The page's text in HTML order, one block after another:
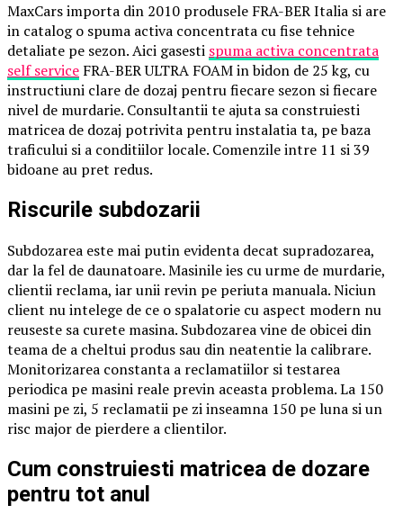
MaxCars importa din 2010 produsele FRA-BER Italia si are
in catalog o spuma activa concentrata cu fise tehnice
detaliate pe sezon. Aici gasesti spuma activa concentrata
self service FRA-BER ULTRA FOAM in bidon de 25 kg, cu
instructiuni clare de dozaj pentru fiecare sezon si fiecare
nivel de murdarie. Consultantii te ajuta sa construiesti
matricea de dozaj potrivita pentru instalatia ta, pe baza
traficului si a conditiilor locale. Comenzile intre 11 si 39
bidoane au pret redus.
Riscurile subdozarii
Subdozarea este mai putin evidenta decat supradozarea,
dar la fel de daunatoare. Masinile ies cu urme de murdarie,
clientii reclama, iar unii revin pe periuta manuala. Niciun
client nu intelege de ce o spalatorie cu aspect modern nu
reuseste sa curete masina. Subdozarea vine de obicei din
teama de a cheltui produs sau din neatentie la calibrare.
Monitorizarea constanta a reclamatiilor si testarea
periodica pe masini reale previn aceasta problema. La 150
masini pe zi, 5 reclamatii pe zi inseamna 150 pe luna si un
risc major de pierdere a clientilor.
Cum construiesti matricea de dozare
pentru tot anul